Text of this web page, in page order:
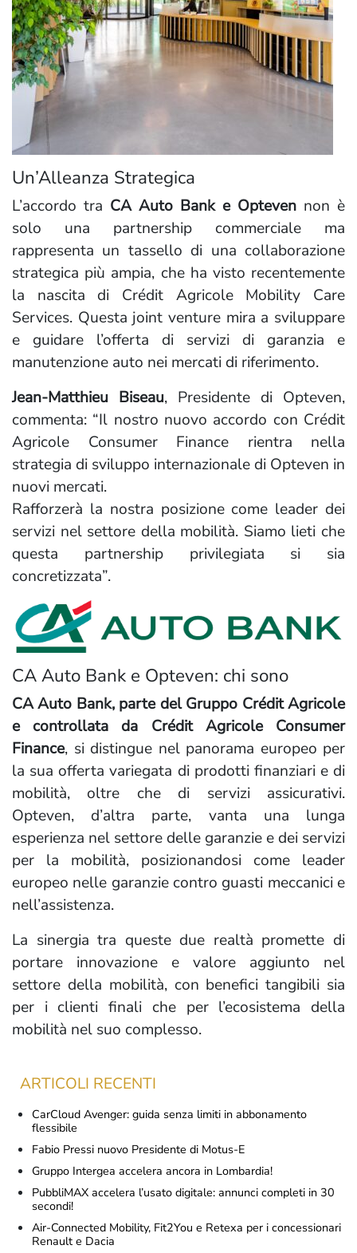
Un’Alleanza Strategica
L’accordo tra CA Auto Bank e Opteven non è
solo una partnership commerciale ma
rappresenta un tassello di una collaborazione
strategica più ampia, che ha visto recentemente
la nascita di Crédit Agricole Mobility Care
Services. Questa joint venture mira a sviluppare
e guidare l’offerta di servizi di garanzia e
manutenzione auto nei mercati di riferimento.
Jean-Matthieu Biseau, Presidente di Opteven,
commenta: “Il nostro nuovo accordo con Crédit
Agricole Consumer Finance rientra nella
strategia di sviluppo internazionale di Opteven in
nuovi mercati.
Rafforzerà la nostra posizione come leader dei
servizi nel settore della mobilità. Siamo lieti che
questa partnership privilegiata si sia
concretizzata”.
CA Auto Bank e Opteven: chi sono
CA Auto Bank, parte del Gruppo Crédit Agricole
e controllata da Crédit Agricole Consumer
Finance, si distingue nel panorama europeo per
la sua offerta variegata di prodotti finanziari e di
mobilità, oltre che di servizi assicurativi.
Opteven, d’altra parte, vanta una lunga
esperienza nel settore delle garanzie e dei servizi
per la mobilità, posizionandosi come leader
europeo nelle garanzie contro guasti meccanici e
nell’assistenza.
La sinergia tra queste due realtà promette di
portare innovazione e valore aggiunto nel
settore della mobilità, con benefici tangibili sia
per i clienti finali che per l’ecosistema della
mobilità nel suo complesso.
ARTICOLI RECENTI
CarCloud Avenger: guida senza limiti in abbonamento
flessibile
Fabio Pressi nuovo Presidente di Motus-E
Gruppo Intergea accelera ancora in Lombardia!
PubbliMAX accelera l’usato digitale: annunci completi in 30
secondi!
Air-Connected Mobility, Fit2You e Retexa per i concessionari
Renault e Dacia